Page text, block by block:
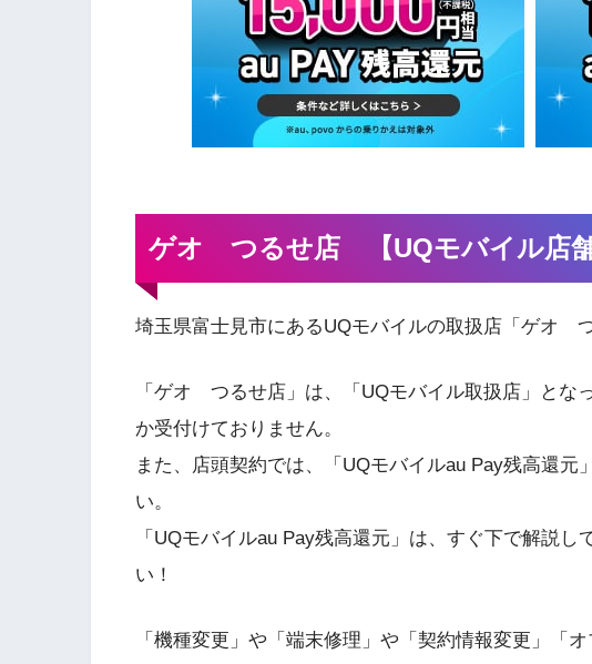
ゲオ つるせ店 【UQモバイル店舗
埼玉県富士見市にあるUQモバイルの取扱店「ゲオ
「ゲオ つるせ店」は、「UQモバイル取扱店」とな
か受付けておりません。
また、店頭契約では、「UQモバイルau Pay残高還元
い。
「UQモバイルau Pay残高還元」は、すぐ下で解説
い！
「機種変更」や「端末修理」や「契約情報変更」「